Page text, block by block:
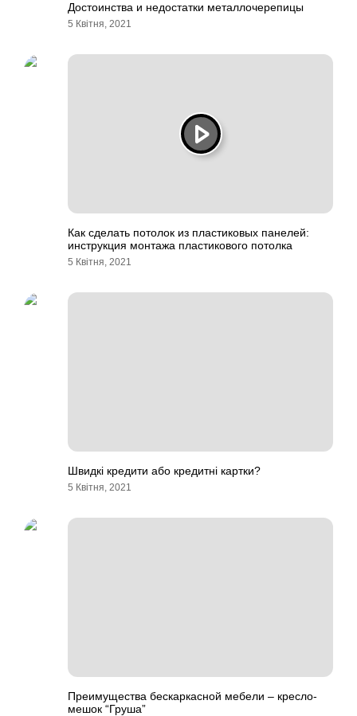
Достоинства и недостатки металлочерепицы
5 Квітня, 2021
Как сделать потолок из пластиковых панелей:
инструкция монтажа пластикового потолка
5 Квітня, 2021
Швидкі кредити або кредитні картки?
5 Квітня, 2021
Преимущества бескаркасной мебели – кресло-
мешок “Груша”